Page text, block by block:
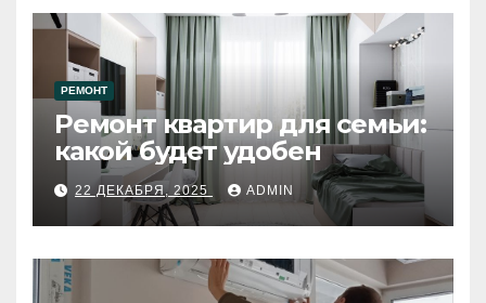
РЕМОНТ
Ремонт квартир для семьи:
какой будет удобен
22 ДЕКАБРЯ, 2025 ADMIN